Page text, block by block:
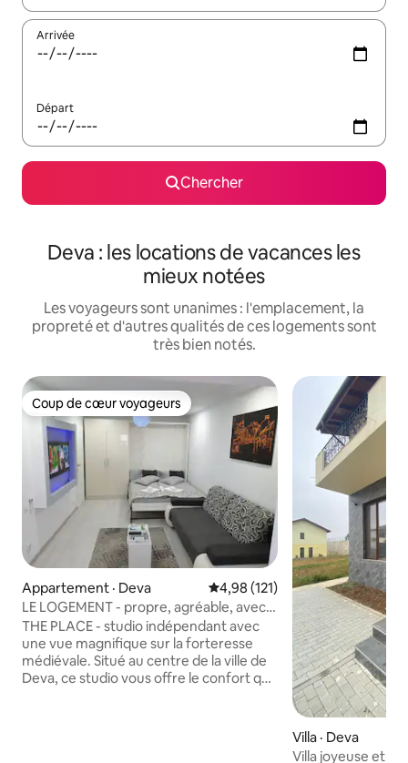
Arrivée
Départ
Chercher
Deva : les locations de vacances les
mieux notées
Les voyageurs sont unanimes : l'emplacement, la
propreté et d'autres qualités de ces logements sont
très bien notés.
Coup de cœur voyageurs
Coup de cœur voyageurs
Appartement · Deva Note moyenne de 4,98 sur 5,
4,98 (121)
LE LOGEMENT - propre, agréable, avec
vue sur la forteresse
THE PLACE - studio indépendant avec
une vue magnifique sur la forteresse
médiévale. Situé au centre de la ville de
Deva, ce studio vous offre le confort que
Villa · Deva
Villa joyeuse et